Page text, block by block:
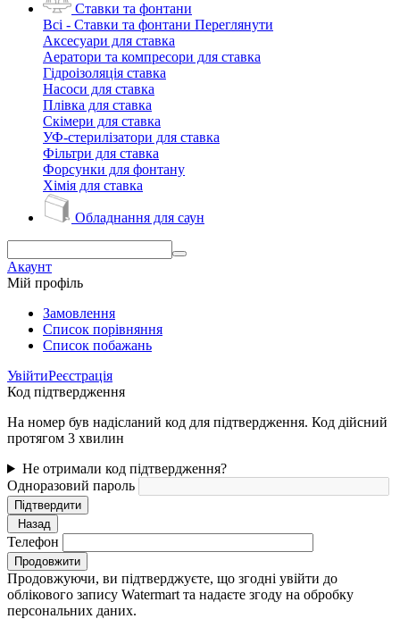
Ставки та фонтани
Всі - Ставки та фонтани Переглянути
Аксесуари для ставка
Аератори та компресори для ставка
Гідроізоляція ставка
Насоси для ставка
Плівка для ставка
Скімери для ставка
УФ-стерилізатори для ставка
Фільтри для ставка
Форсунки для фонтану
Хімія для ставка
Обладнання для саун
Акаунт
Мій профіль
Замовлення
Cписок порівняння
Список побажань
УвійтиРеєстрація
Код підтвердження
На номер був надісланий код для підтвердження. Код дійсний
протягом 3 хвилин
Не отримали код підтвердження?
Одноразовий пароль
Підтвердити
Назад
Телефон
Продовжити
Продовжуючи, ви підтверджуєте, що згодні увійти до
облікового запису Watermart та надаєте згоду на обробку
персональних даних.